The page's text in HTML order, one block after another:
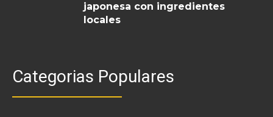
japonesa con ingredientes
locales
Categorias Populares